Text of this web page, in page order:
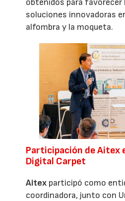
obtenidos para favorecer
soluciones innovadoras
alfombra y la moqueta.
Participación de Aitex
Digital Carpet
Aitex participó como
coordinadora, junto con